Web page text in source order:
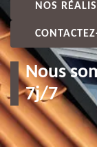
NOS
Nous
7j/7